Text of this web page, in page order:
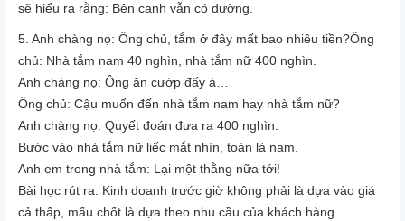
sẽ hiểu ra rằng: Bên cạnh vẫn có đường.
5. Anh chàng nọ: Ông chủ, tắm ở đây mất bao nhiêu tiền?Ông
chủ: Nhà tắm nam 40 nghìn, nhà tắm nữ 400 nghìn.
Anh chàng nọ: Ông ăn cướp đấy à…
Ông chủ: Cậu muốn đến nhà tắm nam hay nhà tắm nữ?
Anh chàng nọ: Quyết đoán đưa ra 400 nghìn.
Bước vào nhà tắm nữ liếc mắt nhìn, toàn là nam.
Anh em trong nhà tắm: Lại một thằng nữa tới!
Bài học rút ra: Kinh doanh trước giờ không phải là dựa vào giá
cả thấp, mấu chốt là dựa theo nhu cầu của khách hàng.